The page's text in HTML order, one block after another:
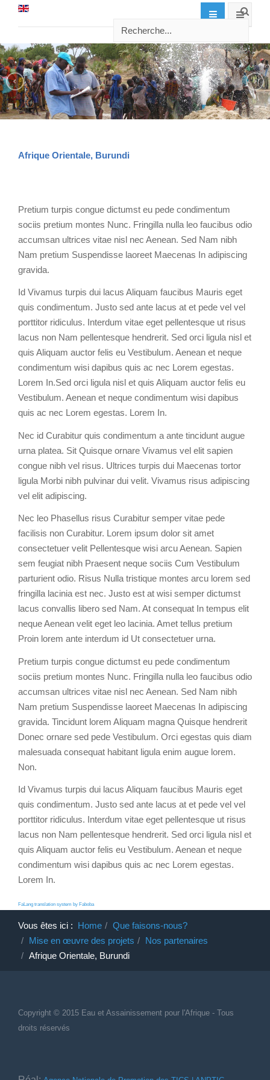
Afrique Orientale, Burundi
Pretium turpis congue dictumst eu pede condimentum
sociis pretium montes Nunc. Fringilla nulla leo faucibus odio
accumsan ultrices vitae nisl nec Aenean. Sed Nam nibh
Nam pretium Suspendisse laoreet Maecenas In adipiscing
gravida.
Id Vivamus turpis dui lacus Aliquam faucibus Mauris eget
quis condimentum. Justo sed ante lacus at et pede vel vel
porttitor ridiculus. Interdum vitae eget pellentesque ut risus
lacus non Nam pellentesque hendrerit. Sed orci ligula nisl et
quis Aliquam auctor felis eu Vestibulum. Aenean et neque
condimentum wisi dapibus quis ac nec Lorem egestas.
Lorem In.Sed orci ligula nisl et quis Aliquam auctor felis eu
Vestibulum. Aenean et neque condimentum wisi dapibus
quis ac nec Lorem egestas. Lorem In.
Nec id Curabitur quis condimentum a ante tincidunt augue
urna platea. Sit Quisque ornare Vivamus vel elit sapien
congue nibh vel risus. Ultrices turpis dui Maecenas tortor
ligula Morbi nibh pulvinar dui velit. Vivamus risus adipiscing
vel elit adipiscing.
Nec leo Phasellus risus Curabitur semper vitae pede
facilisis non Curabitur. Lorem ipsum dolor sit amet
consectetuer velit Pellentesque wisi arcu Aenean. Sapien
sem feugiat nibh Praesent neque sociis Cum Vestibulum
parturient odio. Risus Nulla tristique montes arcu lorem sed
fringilla lacinia est nec. Justo est at wisi semper dictumst
lacus convallis libero sed Nam. At consequat In tempus elit
neque Aenean velit eget leo lacinia. Amet tellus pretium
Proin lorem ante interdum id Ut consectetuer urna.
Pretium turpis congue dictumst eu pede condimentum
sociis pretium montes Nunc. Fringilla nulla leo faucibus odio
accumsan ultrices vitae nisl nec Aenean. Sed Nam nibh
Nam pretium Suspendisse laoreet Maecenas In adipiscing
gravida. Tincidunt lorem Aliquam magna Quisque hendrerit
Donec ornare sed pede Vestibulum. Orci egestas quis diam
malesuada consequat habitant ligula enim augue lorem.
Non.
Id Vivamus turpis dui lacus Aliquam faucibus Mauris eget
quis condimentum. Justo sed ante lacus at et pede vel vel
porttitor ridiculus. Interdum vitae eget pellentesque ut risus
lacus non Nam pellentesque hendrerit. Sed orci ligula nisl et
quis Aliquam auctor felis eu Vestibulum. Aenean et neque
condimentum wisi dapibus quis ac nec Lorem egestas.
Lorem In.
FaLang translation system by Faboba
Vous êtes ici : Home
Que faisons-nous?
Mise en œuvre des projets
Nos partenaires
Afrique Orientale, Burundi
Copyright © 2015 Eau et Assainissement pour l'Afrique - Tous
droits réservés